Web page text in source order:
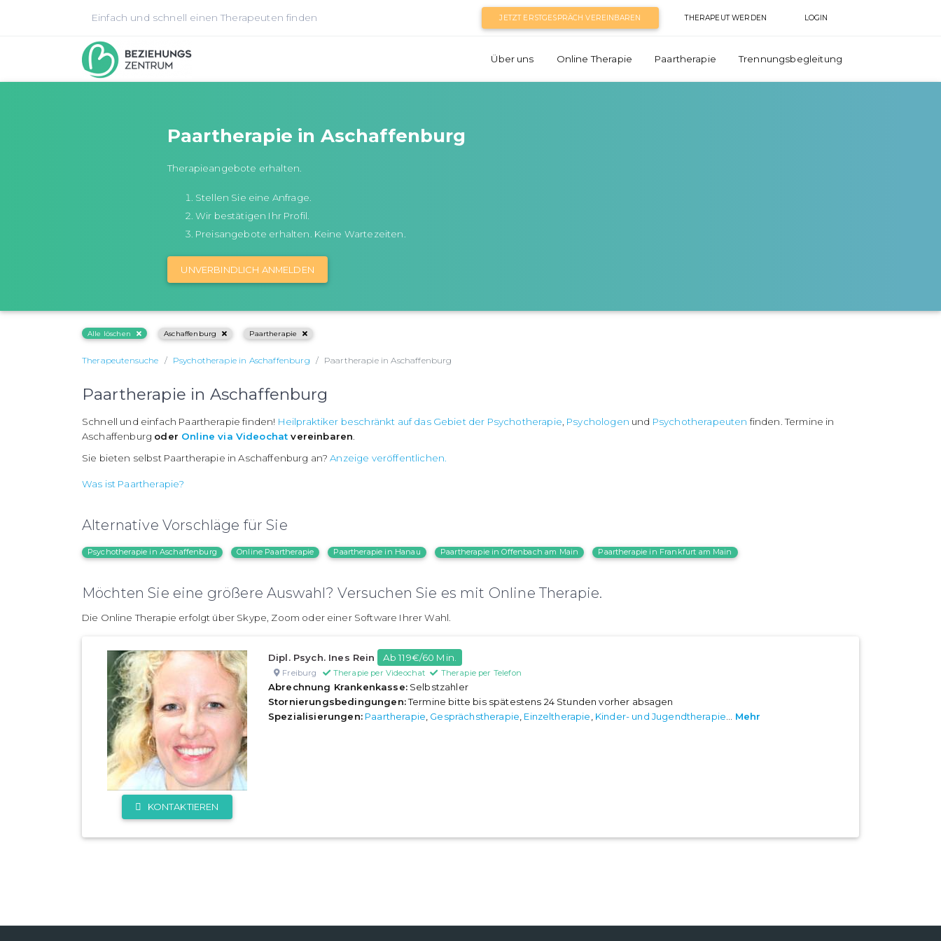
Einfach und schnell einen Therapeuten finden JETZT ERSTGESPRÄCH VEREINBAREN THERAPEUT WERDEN LOGIN
Über uns Online Therapie Paartherapie Trennungsbegleitung
Paartherapie in Aschaffenburg
Therapieangebote erhalten.
Stellen Sie eine Anfrage.
Wir bestätigen Ihr Profil.
Preisangebote erhalten. Keine Wartezeiten.
UNVERBINDLICH ANMELDEN
Alle löschen Aschaffenburg Paartherapie
Therapeutensuche Psychotherapie in Aschaffenburg Paartherapie in Aschaffenburg
Paartherapie in Aschaffenburg
Schnell und einfach Paartherapie finden! Heilpraktiker beschränkt auf das Gebiet der Psychotherapie, Psychologen und Psychotherapeuten finden. Termine in
Aschaffenburg oder Online via Videochat vereinbaren.
Sie bieten selbst Paartherapie in Aschaffenburg an?Anzeige veröffentlichen.
Was ist Paartherapie?
Alternative Vorschläge für Sie
Psychotherapie in Aschaffenburg Online Paartherapie Paartherapie in Hanau Paartherapie in Offenbach am Main Paartherapie in Frankfurt am Main
Möchten Sie eine größere Auswahl? Versuchen Sie es mit Online Therapie.
Die Online Therapie erfolgt über Skype, Zoom oder einer Software Ihrer Wahl.
KONTAKTIEREN
Dipl. Psych. Ines Rein Ab 119€/60 Min.
Freiburg Therapie per Videochat Therapie per Telefon
Abrechnung Krankenkasse:Selbstzahler
Stornierungsbedingungen:Termine bitte bis spätestens 24 Stunden vorher absagen
Spezialisierungen: Paartherapie, Gesprächstherapie, Einzeltherapie, Kinder- und Jugendtherapie... Mehr